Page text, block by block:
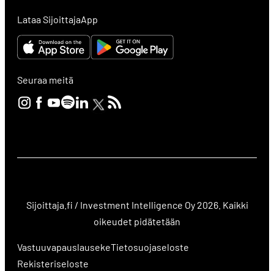
Lataa SijoittajaApp
Seuraa meitä
Sijoittaja.fi / Investment Intelligence Oy 2026. Kaikki
oikeudet pidätetään
VastuuvapauslausekeTietosuojaseloste
Rekisteriseloste